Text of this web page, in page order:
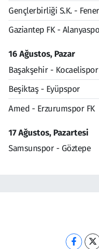
Gençlerbirliği S.K. -
Gaziantep FK -
16 Ağustos, Pazar
Başakşehir - Kocaelispor
Beşiktaş - Eyüpspor
Amed - Erzurumspor FK
17 Ağustos, Pazartesi
Samsunspor - Göztepe